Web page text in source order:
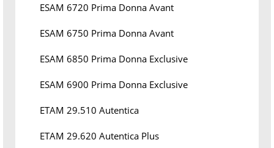
ESAM 6720 Prima Donna Avant
ESAM 6750 Prima Donna Avant
ESAM 6850 Prima Donna Exclusive
ESAM 6900 Prima Donna Exclusive
ETAM 29.510 Autentica
ETAM 29.620 Autentica Plus